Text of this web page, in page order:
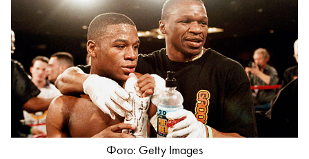
Фото: Getty Images